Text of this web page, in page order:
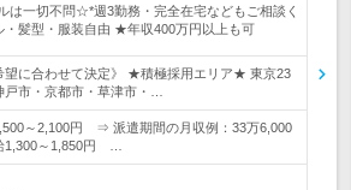
は一切不問☆*週3勤務・完全在宅などもご相談く
髪型・服装自由 ★年収400万円以上も可
望に合わせて決定》 ★積極採用エリア★ 東京23
戸市・京都市・草津市・…
～2,100円 ⇒ 派遣期間の月収例：33万6,000
1,300～1,850円 …